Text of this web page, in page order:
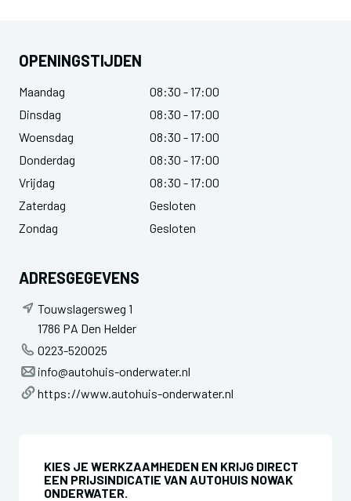
OPENINGSTIJDEN
Maandag
08:30 - 17:00
Dinsdag
08:30 - 17:00
Woensdag
08:30 - 17:00
Donderdag
08:30 - 17:00
Vrijdag
08:30 - 17:00
Zaterdag
Gesloten
Zondag
Gesloten
ADRESGEGEVENS
Touwslagersweg 1
1786 PA Den Helder
0223-520025
info@autohuis-onderwater.nl
https://www.autohuis-onderwater.nl
KIES JE WERKZAAMHEDEN EN KRIJG DIRECT
EEN PRIJSINDICATIE VAN AUTOHUIS NOWAK
ONDERWATER.